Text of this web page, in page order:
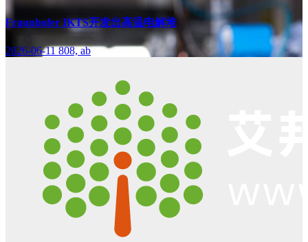
Fraunhofer IKTS开发出高温电解堆
2026-06-11808, ab